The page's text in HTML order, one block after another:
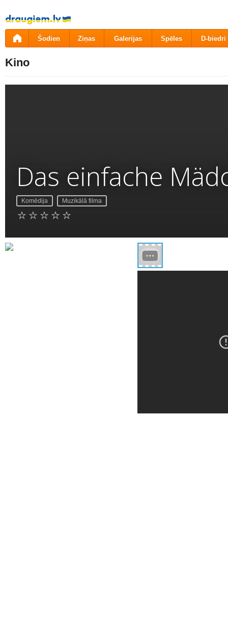
Pāriet
uz
saturu
Šodien Ziņas Galerijas Spēles D-biedri
Kino
Das einfache
Komēdija Muzikālā filma